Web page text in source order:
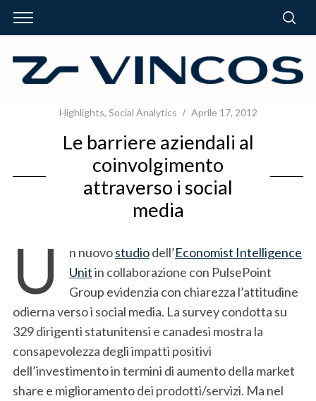
Highlights, Social Analytics Aprile 17, 2012
Le barriere aziendali al
coinvolgimento
attraverso i social
media
U n nuovostudiodell’Economist Intelligence
Unitin collaborazione con PulsePoint
Group evidenzia con chiarezza l’attitudine
odierna verso i social media. La survey condotta su
329 dirigenti statunitensi e canadesi mostra la
consapevolezza degli impatti positivi
dell’investimento in termini di aumento della market
share e miglioramento dei prodotti/servizi. Ma nel